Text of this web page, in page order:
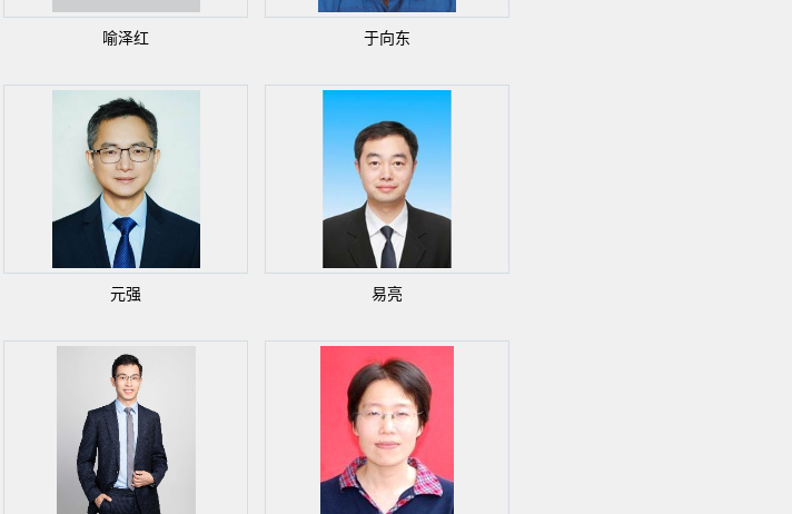
喻泽红 于向东
元强 易亮